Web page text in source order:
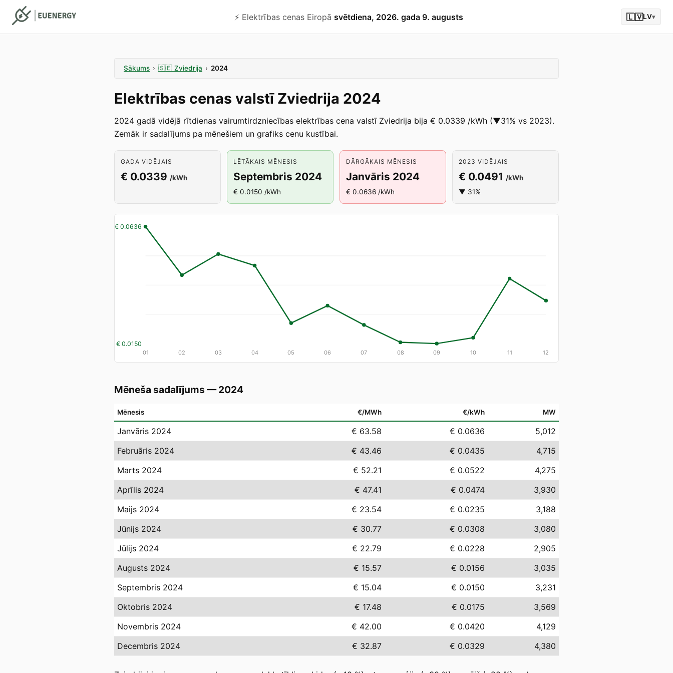
⚡️ Elektrības cenas Eiropā svētdiena, 2026. gada 9. augusts 🇱🇻LV▾
Sākums › 🇸🇪 Zviedrija › 2024
Elektrības cenas valstī Zviedrija 2024
2024 gadā vidējā rītdienas vairumtirdzniecības elektrības cena valstī Zviedrija bija € 0.0339 /kWh (▼31% vs 2023).
Zemāk ir sadalījums pa mēnešiem un grafiks cenu kustībai.
GADA VIDĒJAIS
€ 0.0339 /kWh
LĒTĀKAIS MĒNESIS
Septembris 2024
€ 0.0150 /kWh
DĀRGĀKAIS MĒNESIS
Janvāris 2024
€ 0.0636 /kWh
2023 VIDĒJAIS
€ 0.0491 /kWh
▼ 31%
€ 0.0636
€ 0.0150
01 02 03 04 05 06 07 08 09 10 11 12
Mēneša sadalījums — 2024
Mēnesis €/MWh €/kWh MW
Janvāris 2024 € 63.58 € 0.0636
5,012
Februāris 2024
€ 43.46 € 0.0435
4,715
Marts 2024
€ 52.21 € 0.0522
4,275
Aprīlis 2024
€ 47.41 € 0.0474
3,930
Maijs 2024
€ 23.54 € 0.0235
3,188
Jūnijs 2024
€ 30.77 € 0.0308
3,080
Jūlijs 2024
€ 22.79 € 0.0228
2,905
Augusts 2024
€ 15.57 € 0.0156
3,035
Septembris 2024
€ 15.04 € 0.0150
3,231
Oktobris 2024
€ 17.48 € 0.0175
3,569
Novembris 2024
€ 42.00 € 0.0420
4,129
Decembris 2024
€ 32.87 € 0.0329 4,380